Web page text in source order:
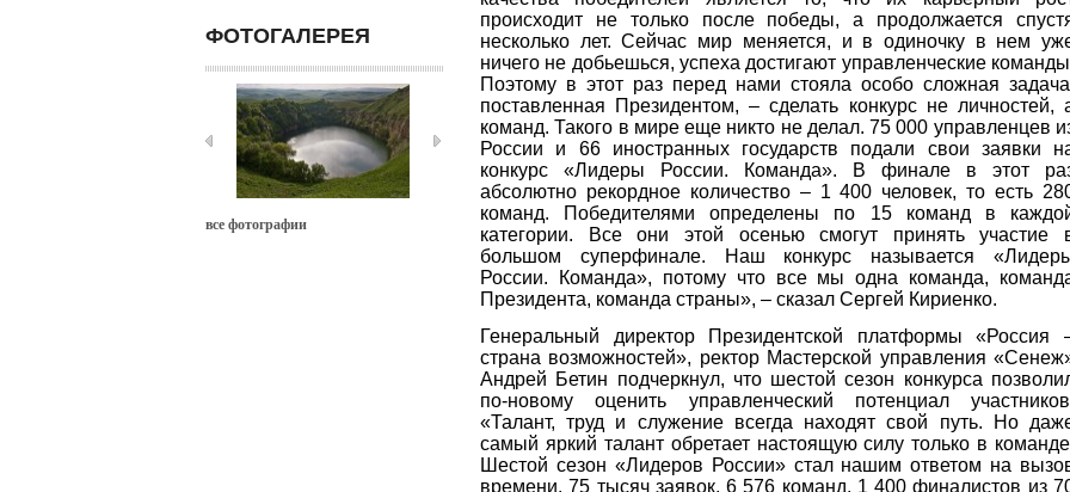
ФОТОГАЛЕРЕЯ
все фотографии
происходит не только после победы, а продолжается
несколько лет. Сейчас мир меняется, и в одиночку в нем
ничего не добьешься, успеха достигают управленческие
Поэтому в этот раз перед нами стояла особо сложная
поставленная Президентом, – сделать конкурс не личностей,
команд. Такого в мире еще никто не делал. 75 000 управленцев
России и 66 иностранных государств подали свои заявки
конкурс «Лидеры России. Команда». В финале в этот
абсолютно рекордное количество – 1 400 человек, то есть
команд. Победителями определены по 15 команд в
категории. Все они этой осенью смогут принять участие
большом суперфинале. Наш конкурс называется
России. Команда», потому что все мы одна команда,
Президента, команда страны», – сказал Сергей Кириенко.
Генеральный директор Президентской платформы «Россия
страна возможностей», ректор Мастерской управления
Андрей Бетин подчеркнул, что шестой сезон конкурса
по-новому оценить управленческий потенциал
«Талант, труд и служение всегда находят свой путь. Но
самый яркий талант обретает настоящую силу только в
Шестой сезон «Лидеров России» стал нашим ответом на
времени. 75 тысяч заявок, 6 576 команд, 1 400 финалистов из